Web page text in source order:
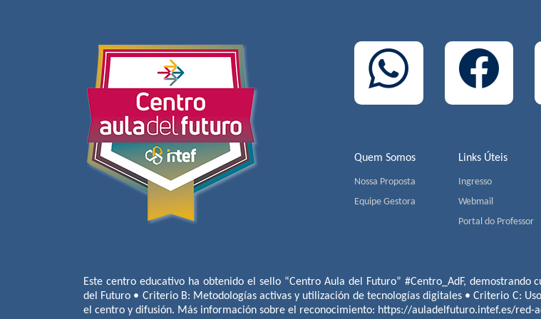
Quem Somos
Nossa Proposta
Equipe Gestora
Links Úteis
Ingresso
Webmail
Portal do Professor
Este centro educativo ha obtenido el sello “Centro Aula del Futuro” #Centro_AdF,
del Futuro • Criterio B: Metodologías activas y utilización de tecnologías digitales • Criterio C:
el centro y difusión. Más información sobre el reconocimiento: https://auladelfuturo.intef.es/red-